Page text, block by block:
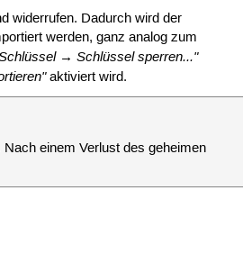
widerrufen. Dadurch wird der
werden, ganz analog zum
→ Schlüssel sperren..."
aktiviert wird.
einem Verlust des geheimen